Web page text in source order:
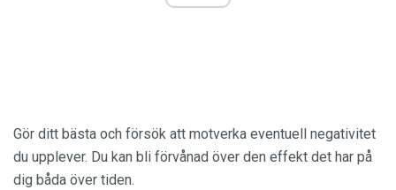
Gör ditt bästa och försök att motverka eventuell negativitet
du upplever. Du kan bli förvånad över den effekt det har på
dig båda över tiden.